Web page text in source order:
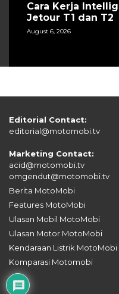
Cara Kerja
Jetour T1 dan T2
August 6, 2026
Editorial Contact:
editorial@motomobi.tv
Marketing Contact:
acid@motomobi.tv
omgendut@motomobi.tv
Berita MotoMobi
Features MotoMobi
Ulasan Mobil MotoMobi
Ulasan Motor MotoMobi
Kendaraan Listrik MotoMobi
Komparasi Motomobi